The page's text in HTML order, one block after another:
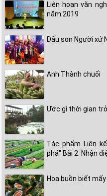
Liên hoan văn
năm 2019
Dấu son Người xứ
Anh Thành chuối
Ước gì thời gian
Tác phẩm Liên
phá" Bài 2. Nhận
Hoa buồn biết mấy